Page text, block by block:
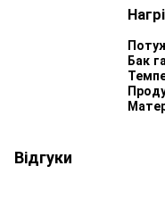
Бак
Відгуки